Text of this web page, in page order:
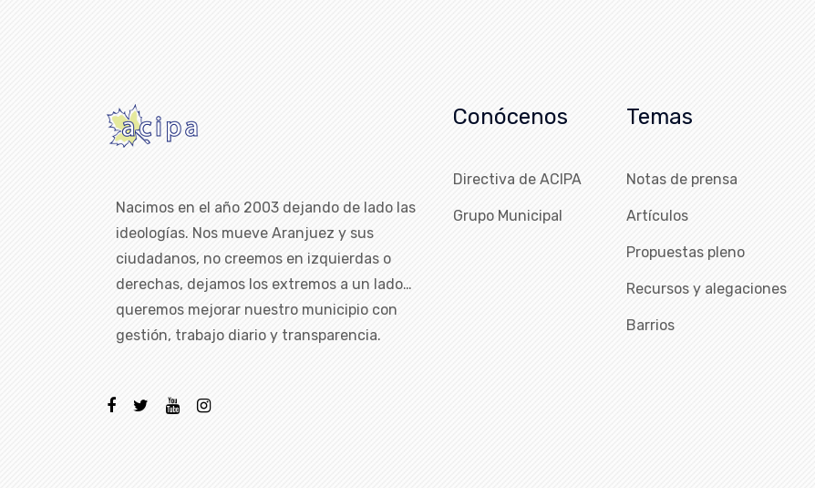
Nacimos en el año 2003 dejando de lado las
ideologías. Nos mueve Aranjuez y sus
ciudadanos, no creemos en izquierdas o
derechas, dejamos los extremos a un lado…
queremos mejorar nuestro municipio con
gestión, trabajo diario y transparencia.
Conócenos
Directiva de ACIPA
Grupo Municipal
Temas
Notas de prensa
Artículos
Propuestas pleno
Recursos y alegaciones
Barrios